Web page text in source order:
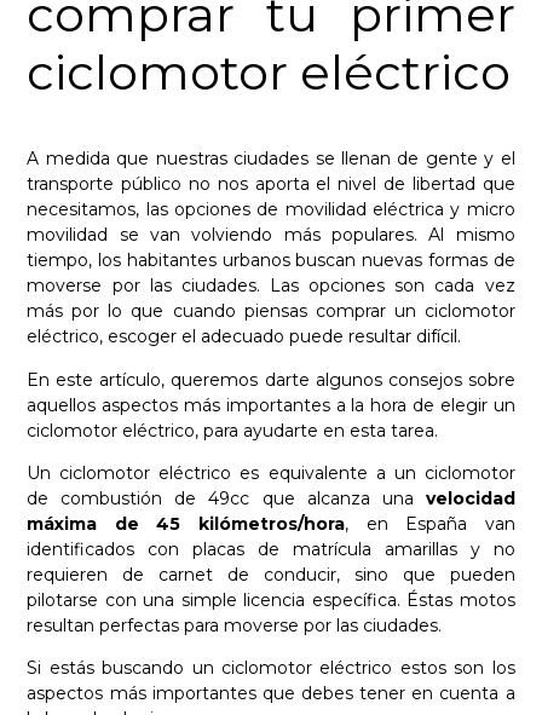
comprar tu primer
ciclomotor eléctrico
A medida que nuestras ciudades se llenan de gente y el
transporte público no nos aporta el nivel de libertad que
necesitamos, las opciones de movilidad eléctrica y micro
movilidad se van volviendo más populares. Al mismo
tiempo, los habitantes urbanos buscan nuevas formas de
moverse por las ciudades. Las opciones son cada vez
más por lo que cuando piensas comprar un ciclomotor
eléctrico, escoger el adecuado puede resultar difícil.
En este artículo, queremos darte algunos consejos sobre
aquellos aspectos más importantes a la hora de elegir un
ciclomotor eléctrico, para ayudarte en esta tarea.
Un ciclomotor eléctrico es equivalente a un ciclomotor
de combustión de 49cc que alcanza una velocidad
máxima de 45 kilómetros/hora, en España van
identificados con placas de matrícula amarillas y no
requieren de carnet de conducir, sino que pueden
pilotarse con una simple licencia específica. Éstas motos
resultan perfectas para moverse por las ciudades.
Si estás buscando un ciclomotor eléctrico estos son los
aspectos más importantes que debes tener en cuenta a